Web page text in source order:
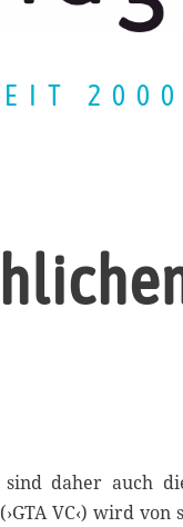
daher auch
(›GTA VC‹) wird